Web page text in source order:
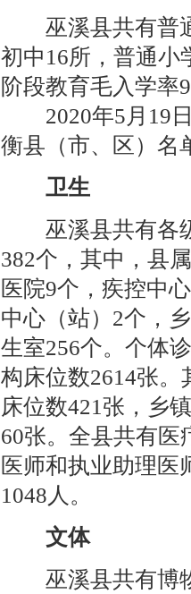
巫溪县共有普通
初中16所，普通小
阶段教育毛入学率
2020年5月19日
衡县（市、区）名
卫生
巫溪县共有各
382个，其中，县
医院9个，疾控中
中心（站）2个，
生室256个。个体
构床位数2614张
床位数421张，乡
60张。全县共有医
医师和执业助理医
1048人。
文体
巫溪县共有博物